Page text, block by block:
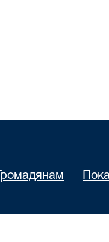
Громадянам